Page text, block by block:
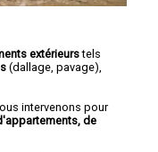
extérieurstels
(dallage, pavage),
intervenons pour
de